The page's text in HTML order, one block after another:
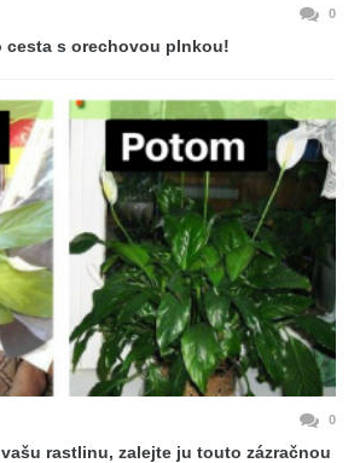
0
cesta s orechovou plnkou!
0
rastlinu, zalejte ju touto zázračnou